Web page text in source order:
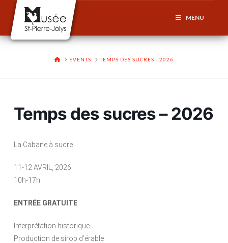
MENU
HOMEEVENTS TEMPS DES SUCRES - 2026
Temps des sucres – 2026
La Cabane à sucre
11-12 AVRIL, 2026
10h-17h
ENTRÉE GRATUITE
Interprétation historique
Production de sirop d’érable